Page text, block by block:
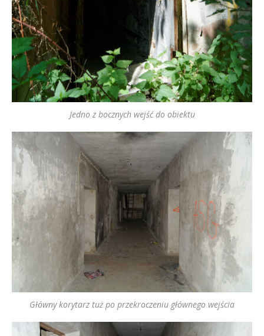
Jedno z bocznych wejść do obiektu
Główny korytarz tuż po przekroczeniu głównego wejścia